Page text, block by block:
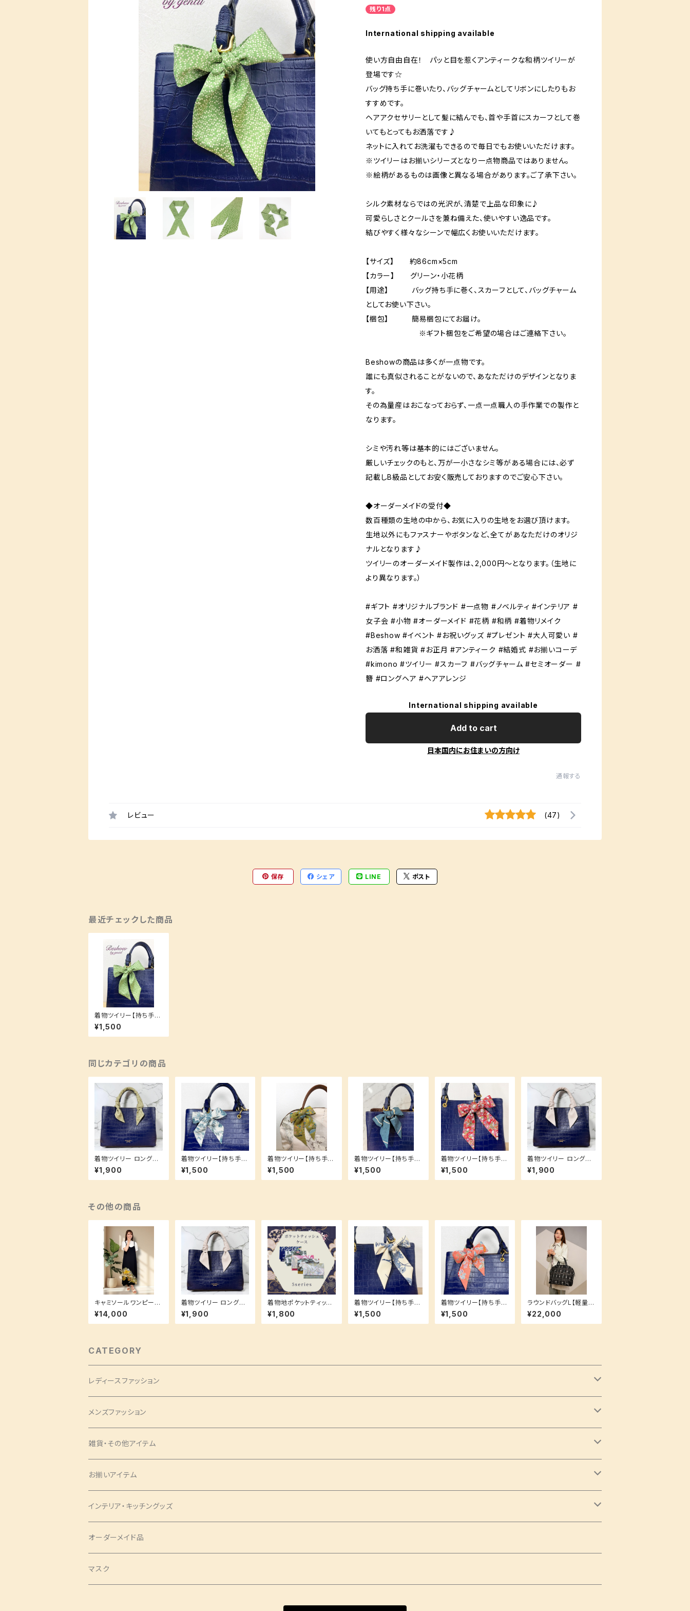
残り1点
International shipping available
使い方自由自在！ パッと目を惹くアンティークな和柄ツイリーが
登場です☆
バッグ持ち手に巻いたり、バッグチャームとしてリボンにしたりもお
すすめです。
ヘアアクセサリーとして髪に結んでも、首や手首にスカーフとして巻
いてもとってもお洒落です♪
ネットに入れてお洗濯もできるので毎日でもお使いいただけます。
※ツイリーはお揃いシリーズとなり一点物商品ではありません。
※絵柄があるものは画像と異なる場合があります。ご了承下さい。
シルク素材ならではの光沢が、清楚で上品な印象に♪
可愛らしさとクールさを兼ね備えた、使いやすい逸品です。
結びやすく様々なシーンで幅広くお使いいただけます。
【サイズ】 約86cm×5cm
【カラー】 グリーン・小花柄
【用途】 バッグ持ち手に巻く、スカーフとして、バッグチャーム
としてお使い下さい。
【梱包】 簡易梱包にてお届け。
※ギフト梱包をご希望の場合はご連絡下さい。
Beshowの商品は多くが一点物です。
誰にも真似されることがないので、あなただけのデザインとなりま
す。
その為量産はおこなっておらず、一点一点職人の手作業での製作と
なります。
シミや汚れ等は基本的にはございません。
厳しいチェックのもと、万が一小さなシミ等がある場合には、必ず
記載しB級品としてお安く販売しておりますのでご安心下さい。
◆オーダーメイドの受付◆
数百種類の生地の中から、お気に入りの生地をお選び頂けます。
生地以外にもファスナーやボタンなど、全てがあなただけのオリジ
ナルとなります♪
ツイリーのオーダーメイド製作は、2,000円〜となります。（生地に
より異なります。）
#ギフト #オリジナルブランド #一点物 #ノベルティ #インテリア #
女子会 #小物 #オーダーメイド #花柄 #和柄 #着物リメイク
#Beshow #イベント #お祝いグッズ #プレゼント #大人可愛い #
お洒落 #和雑貨 #お正月 #アンティーク #結婚式 #お揃いコーデ
#kimono #ツイリー #スカーフ #バッグチャーム #セミオーダー #
簪 #ロングヘア #ヘアアレンジ
International shipping available
Add to cart
日本国内にお住まいの方向け
通報する
レビュー (47)
保存 シェア LINE ポスト
最近チェックした商品
着物ツイリー【持ち手に
巻いても！スカーフやヘ
アアクセとしても！】お揃
いシリーズ♪
¥1,500
同じカテゴリの商品
着物ツイリー ロングサ
イズ【持ち手に巻いて
も！スカーフやヘアアク
セとしても！】お揃いシリ
模様
¥1,900
着物ツイリー【持ち手に
巻いても！スカーフやヘ
アアクセとしても！】お揃
いシリーズ♪
¥1,500
着物ツイリー【持ち手に
巻いても！スカーフやヘ
アアクセとしても！】お揃
いシリーズ♪
¥1,500
着物ツイリー【持ち手に
巻いても！スカーフやヘ
アアクセとしても！】お揃
いシリーズ♪ ブルー ラ
¥1,500
着物ツイリー【持ち手に
巻いても！スカーフやヘ
アアクセとしても！】お揃
いシリーズ♪
¥1,500
着物ツイリー ロングサ
イズ【持ち手に巻いて
も！スカーフやヘアアク
セとしても！】お揃いシリ
¥1,900
その他の商品
キャミソールワンピース
Sサイズ(ロング丈) 【重
ね着で簡単ラフコーデ
♪】
¥14,000
着物ツイリー ロングサ
イズ【持ち手に巻いて
も！スカーフやヘアアク
セとしても！】お揃いシリ
¥1,900
着物地ポケットティッシ
ュケース 【プチギフトに
も人気☆】 大人の嗜み
2カラー使用
¥1,800
着物ツイリー【持ち手に
巻いても！スカーフやヘ
アアクセとしても！】お揃
いシリーズ♪
¥1,500
着物ツイリー【持ち手に
巻いても！スカーフやヘ
アアクセとしても！】お揃
いシリーズ♪
¥1,500
ラウンドバッグL【軽量大
容量タイプ★】帯地バッ
グ 防水加工可
¥22,000
CATEGORY
レディースファッション
バッグ・チャーム
ツイリー
バッグ
アクセサリー
シュシュ
ピアス
エプロン
ショートサイズ
ミドルサイズ
トップス
アロハシャツ
チュニック
ワンピース
タックワンピース
ベスト
メンズファッション
ネクタイ・蝶ネクタイ
ナローネクタイ
レギュラーネクタイ
トップス・シャツ
アロハシャツ
パンツ
雑貨・その他アイテム
ブックカバー
コインケース
ポーチ
ラウンドポーチ
印鑑ケース
お揃いアイテム
ピアス
シュシュ
ツイリー
インテリア・キッチングッズ
ランチョンマット
Mサイズ
テーブルセンター
オーダーメイド品
マスク